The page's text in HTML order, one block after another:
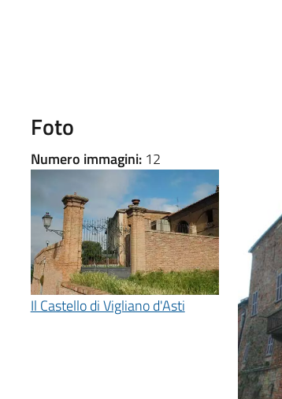
Foto
Numero immagini:12
Il Castello di Vigliano d'Asti